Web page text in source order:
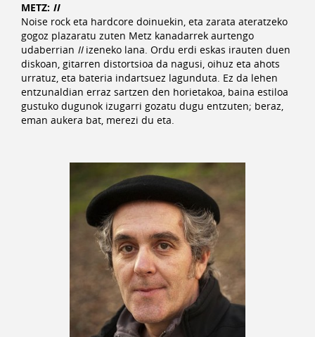
METZ: II
Noise rock eta hardcore doinuekin, eta zarata ateratzeko
gogoz plazaratu zuten Metz kanadarrek aurtengo
udaberrian IIizeneko lana. Ordu erdi eskas irauten duen
diskoan, gitarren distortsioa da nagusi, oihuz eta ahots
urratuz, eta bateria indartsuez lagunduta. Ez da lehen
entzunaldian erraz sartzen den horietakoa, baina estiloa
gustuko dugunok izugarri gozatu dugu entzuten; beraz,
eman aukera bat, merezi du eta.